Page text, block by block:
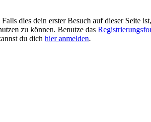
dies dein erster Besuch auf dieser Seite
zu können. Benutze das
du dich hier anmelden.